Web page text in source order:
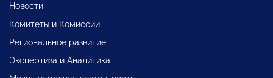
Новости
Комитеты и Комиссии
Региональное развитие
Экспертиза и Аналитика